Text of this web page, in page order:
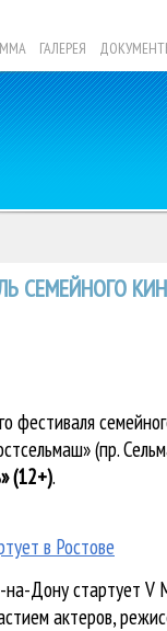
ГАЛЕРЕЯ
СЕМЕЙНОГО
фестиваля
(пр.
(12+).
в Ростове
на-Дону стартует
актеров,